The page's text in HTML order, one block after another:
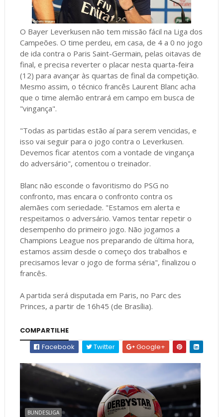
O Bayer Leverkusen não tem missão fácil na Liga dos
Campeões. O time perdeu, em casa, de 4 a 0 no jogo
de ida contra o Paris Saint-Germain, pelas oitavas de
final, e precisa reverter o placar nesta quarta-feira
(12) para avançar às quartas de final da competição.
Mesmo assim, o técnico francês Laurent Blanc acha
que o time alemão entrará em campo em busca de
"vingança".
"Todas as partidas estão aí para serem vencidas, e
isso vai seguir para o jogo contra o Leverkusen.
Devemos ficar atentos com a vontade de vingança
do adversário", comentou o treinador.
Blanc não esconde o favoritismo do PSG no
confronto, mas encara o confronto contra os
alemães com seriedade. "Estamos em alerta e
respeitamos o adversário. Vamos tentar repetir o
desempenho do primeiro jogo. Não jogamos a
Champions League nos preparando de última hora,
estamos assim desde o começo dos trabalhos e
precisamos levar o jogo de forma séria", finalizou o
francês.
A partida será disputada em Paris, no Parc des
Princes, a partir de 16h45 (de Brasília).
COMPARTILHE
Facebook
Twitter Google+
BUNDESLIGA